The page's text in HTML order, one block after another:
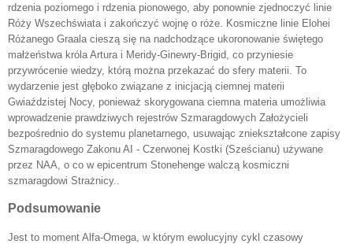
rdzenia poziomego i rdzenia pionowego, aby ponownie zjednoczyć linie
Róży Wszechświata i zakończyć wojnę o róże. Kosmiczne linie Elohei
Różanego Graala cieszą się na nadchodzące ukoronowanie świętego
małżeństwa króla Artura i Meridy-Ginewry-Brigid, co przyniesie
przywrócenie wiedzy, którą można przekazać do sfery materii. To
wydarzenie jest głęboko związane z inicjacją ciemnej materii
Gwiaździstej Nocy, ponieważ skorygowana ciemna materia umożliwia
wprowadzenie prawdziwych rejestrów Szmaragdowych Założycieli
bezpośrednio do systemu planetarnego, usuwając zniekształcone zapisy
Szmaragdowego Zakonu AI - Czerwonej Kostki (Sześcianu) używane
przez NAA, o co w epicentrum Stonehenge walczą kosmiczni
szmaragdowi Strażnicy..
Podsumowanie
Jest to moment Alfa-Omega, w którym ewolucyjny cykl czasowy